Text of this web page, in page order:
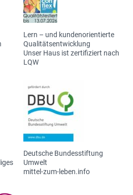
Lern – und kundenorientierte
Qualitätsentwicklung
Unser Haus ist zertifiziert nach
LQW
Deutsche Bundesstiftung
Umwelt
mittel-zum-leben.info